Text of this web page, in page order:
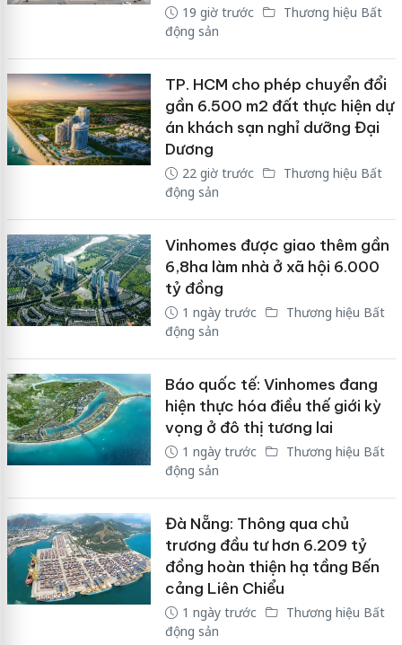
19 giờ trước
Thương hiệu Bất
động sản
TP. HCM cho phép chuyển đổi
gần 6.500 m2 đất thực hiện dự
án khách sạn nghỉ dưỡng Đại
Dương
22 giờ trước
Thương hiệu Bất
động sản
Vinhomes được giao thêm gần
6,8ha làm nhà ở xã hội 6.000
tỷ đồng
1 ngày trước
Thương hiệu Bất
động sản
Báo quốc tế: Vinhomes đang
hiện thực hóa điều thế giới kỳ
vọng ở đô thị tương lai
1 ngày trước
Thương hiệu Bất
động sản
Đà Nẵng: Thông qua chủ
trương đầu tư hơn 6.209 tỷ
đồng hoàn thiện hạ tầng Bến
cảng Liên Chiểu
1 ngày trước
Thương hiệu Bất
động sản